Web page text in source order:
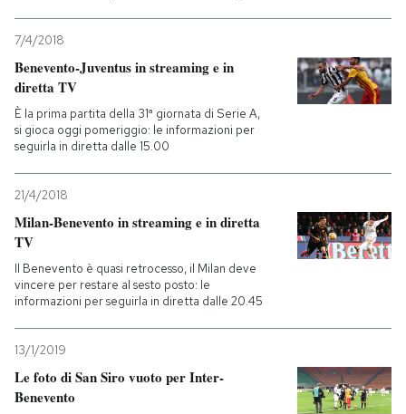
7/4/2018
Benevento-Juventus in streaming e in
diretta TV
È la prima partita della 31ª giornata di Serie A,
si gioca oggi pomeriggio: le informazioni per
seguirla in diretta dalle 15.00
21/4/2018
Milan-Benevento in streaming e in diretta
TV
Il Benevento è quasi retrocesso, il Milan deve
vincere per restare al sesto posto: le
informazioni per seguirla in diretta dalle 20.45
13/1/2019
Le foto di San Siro vuoto per Inter-
Benevento